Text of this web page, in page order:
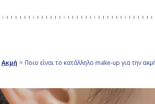
Ακμή > Ποιο είναι το κατάλληλο make-up για την